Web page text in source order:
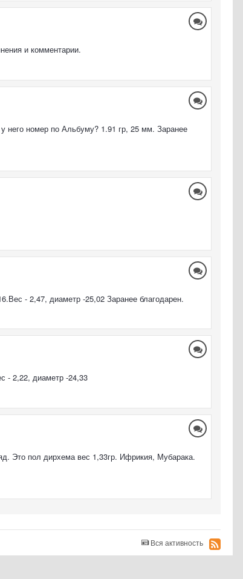
и комментарии.
него номер по Альбуму? 1.91 гр, 25 мм. Заранее
- 2,47, диаметр -25,02 Заранее благодарен.
- 2,22, диаметр -24,33
Это пол дирхема вес 1,33гр. Ифрикия, Мубарака.
Вся активность